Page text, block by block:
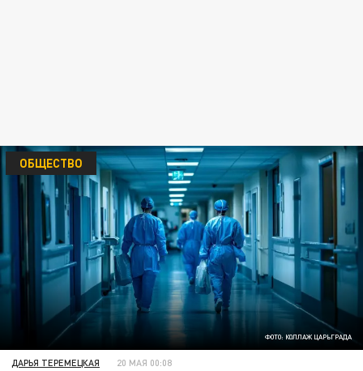
ФОТО: КОЛЛАЖ ЦАРЬГРАДА
ОБЩЕСТВО
ДАРЬЯ ТЕРЕМЕЦКАЯ 20 МАЯ 00:08